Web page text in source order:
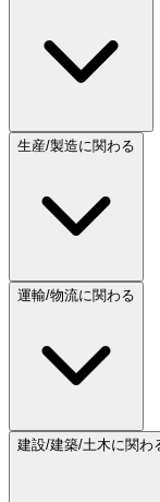
生産/製造に関わる
運輸/物流に関わる
建設/建築/土木に関わ